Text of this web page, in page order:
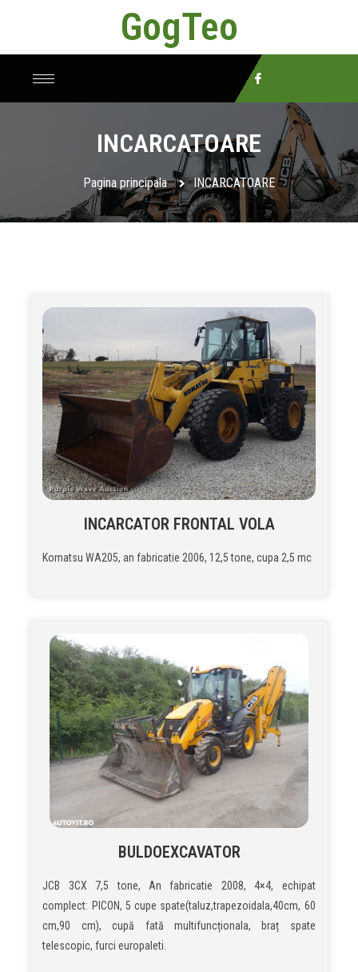
GogTeo
INCARCATOARE
Pagina principala INCARCATOARE
INCARCATOR FRONTAL VOLA
Komatsu WA205, an fabricatie 2006, 12,5 tone, cupa 2,5 mc
BULDOEXCAVATOR
JCB 3CX 7,5 tone, An fabricatie 2008, 4×4, echipat
complect: PICON, 5 cupe spate(taluz,trapezoidala,40cm, 60
cm,90 cm), cupă fată multifuncționala, braț spate
telescopic, furci europaleti.